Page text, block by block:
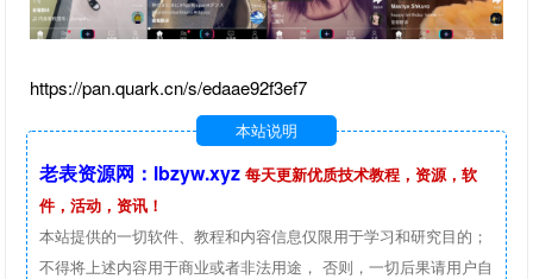
https://pan.quark.cn/s/edaae92f3ef7
本站说明
老表资源网：lbzyw.xyz 每天更新优质技术教程，资源，软
件，活动，资讯！
本站提供的一切软件、教程和内容信息仅限用于学习和研究目的；
不得将上述内容用于商业或者非法用途， 否则，一切后果请用户自